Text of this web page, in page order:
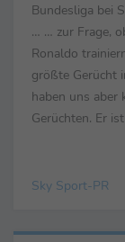
Bundesliga bei
… … zur Frage,
Ronaldo
größte Gerücht
haben uns aber
Gerüchten. Er
Sky Sport-PR